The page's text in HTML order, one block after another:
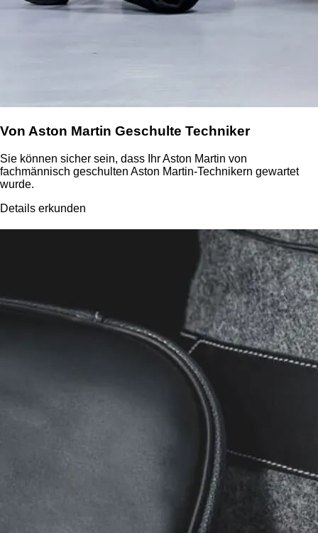
Von Aston Martin Geschulte Techniker
Sie können sicher sein, dass Ihr Aston Martin von
fachmännisch geschulten Aston Martin-Technikern gewartet
wurde.
Details erkunden